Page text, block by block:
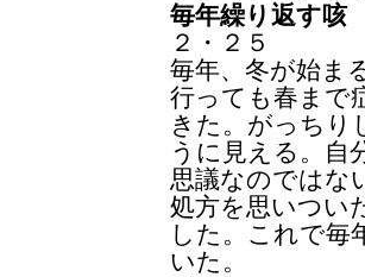
毎年繰り返す咳
２・２５
毎年、冬が始ま
行っても春まで
きた。がっちり
うに見える。自
思議なのではな
処方を思いつい
した。これで毎
いた。